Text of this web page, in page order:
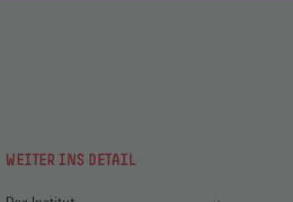
WEITER INS DETAIL